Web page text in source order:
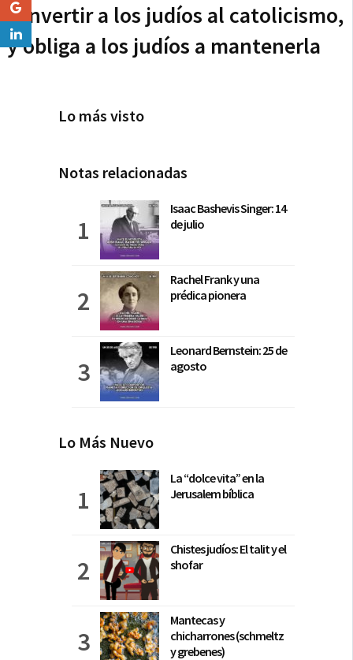
convertir a los judíos al catolicismo,
y obliga a los judíos a mantenerla
Lo más visto
Notas relacionadas
Isaac Bashevis Singer: 14
de julio
Rachel Frank y una
prédica pionera
Leonard Bernstein: 25 de
agosto
Lo Más Nuevo
La “dolce vita” en la
Jerusalem bíblica
Chistes judíos: El talit y el
shofar
Mantecas y
chicharrones (schmeltz
y grebenes)